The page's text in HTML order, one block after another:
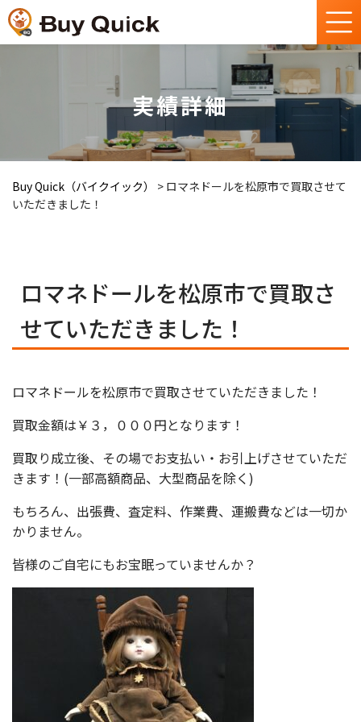
実績詳細
Buy Quick（バイクイック） > ロマネドールを松原市で買取させて
いただきました！
ロマネドールを松原市で買取さ
せていただきました！
ロマネドールを松原市で買取させていただきました！
買取金額は￥３，０００円となります！
買取り成立後、その場でお支払い・お引上げさせていただ
きます！(一部高額商品、大型商品を除く)
もちろん、出張費、査定料、作業費、運搬費などは一切か
かりません。
皆様のご自宅にもお宝眠っていませんか？